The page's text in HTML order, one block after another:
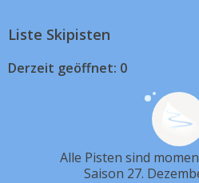
Liste Skipisten
Derzeit geöffnet: 0
Alle Pisten sind
Saison 27.